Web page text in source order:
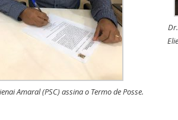
Amaral (PSC) assina o Termo de Posse.